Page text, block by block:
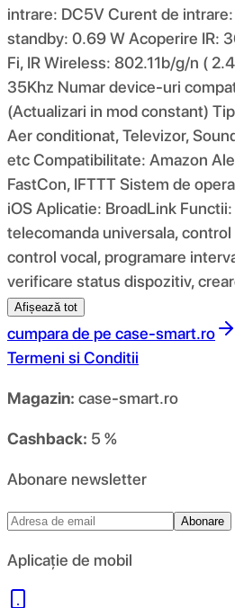
intrare: DC5V Curent de
standby: 0.69 W Acoperire IR:
Fi, IR Wireless: 802.11b/g/n (
35Khz Numar device-uri
(Actualizari in mod constant)
Aer conditionat, Televizor,
etc Compatibilitate: Amazon
FastCon, IFTTT Sistem de
iOS Aplicatie: BroadLink
telecomanda universala,
control vocal, programare
verificare status dispozitiv,
Afișează tot
cumpara de pe case-smart.ro
Termeni si Conditii
Magazin: case-smart.ro
Cashback: 5 %
Abonare newsletter
Abonare
Aplicație de mobil